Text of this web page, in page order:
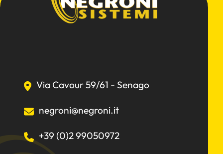
Via Cavour 59/61 - Senago
negroni@negroni.it
+39 (0)2 99050972